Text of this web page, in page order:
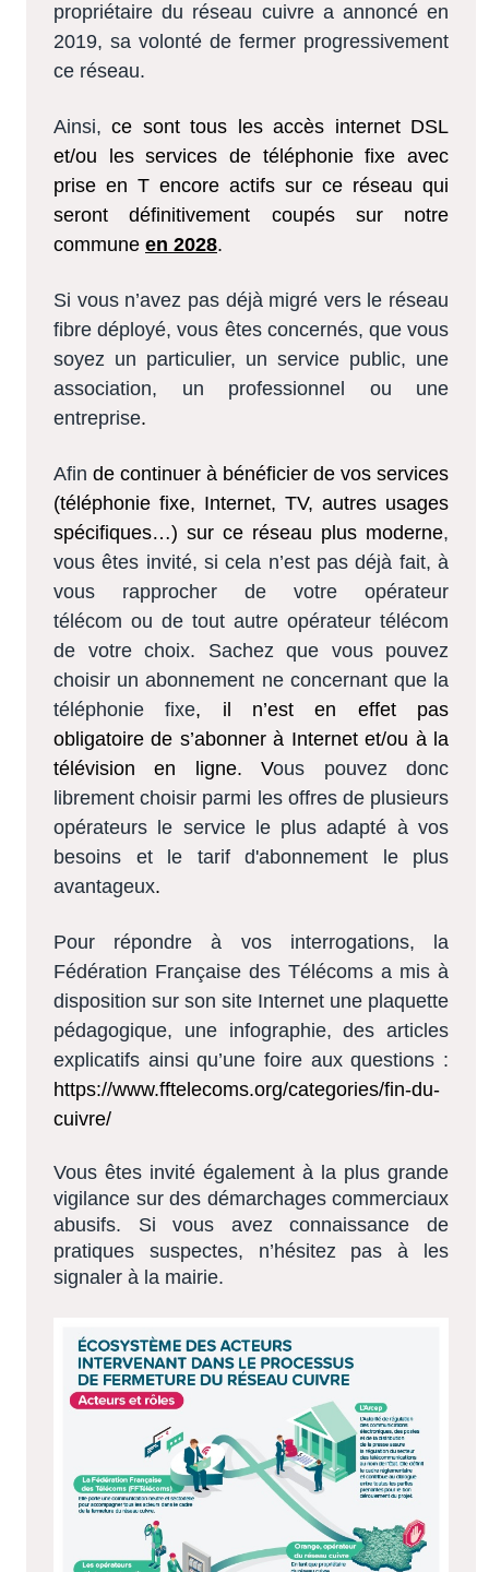
propriétaire du réseau cuivrea annoncé en
2019, sa volonté de fermer progressivement
ce réseau.
Ainsi,ce sont tous les accès internet DSL
et/ou les services de téléphonie fixe avec
prise en T encore actifs sur ce réseau qui
seront définitivement coupés sur notre
commune en 2028.
Si vous n’avez pas déjà migré vers le réseau
fibre déployé, vous êtes concernés, que vous
soyez un particulier, un service public, une
association, un professionnel ou une
entreprise.
Afin de continuer à bénéficier de vos services
(téléphonie fixe, Internet, TV, autres usages
spécifiques…) sur ce réseau plus moderne,
vous êtes invité, si cela n’est pas déjà fait, à
vous rapprocher de votre opérateur
télécom ou de tout autre opérateur télécom
de votre choix. Sachez que vous pouvez
choisir un abonnement ne concernant que la
téléphonie fixe, il n’est en effet pas
obligatoire de s’abonner à Internet et/ou à la
télévision en ligne. Vous pouvez donc
librement choisir parmi les offres de plusieurs
opérateurs le service le plus adapté à vos
besoins et le tarif d'abonnement le plus
avantageux.
Pour répondre à vos interrogations, la
Fédération Française des Télécoms a mis à
disposition sur son site Internet une plaquette
pédagogique, une infographie, des articles
explicatifs ainsi qu’une foire aux questions :
https://www.fftelecoms.org/categories/fin-du-
cuivre/
Vous êtes invité également à la plus grande
vigilance sur des démarchages commerciaux
abusifs. Si vous avez connaissance de
pratiques suspectes, n’hésitez pas à les
signaler à la mairie.